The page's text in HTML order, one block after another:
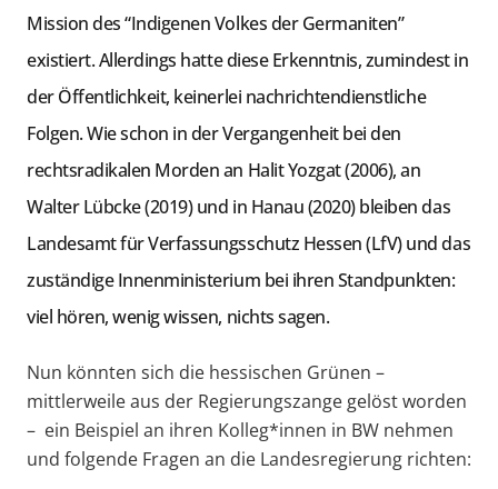
Mission des “Indigenen Volkes der Germaniten”
existiert. Allerdings hatte diese Erkenntnis, zumindest in
der Öffentlichkeit, keinerlei nachrichtendienstliche
Folgen. Wie schon in der Vergangenheit bei den
rechtsradikalen Morden an Halit Yozgat (2006), an
Walter Lübcke (2019) und in Hanau (2020) bleiben das
Landesamt für Verfassungsschutz Hessen (LfV) und das
zuständige Innenministerium bei ihren Standpunkten:
viel hören, wenig wissen, nichts sagen.
Nun könnten sich die hessischen Grünen –
mittlerweile aus der Regierungszange gelöst worden
– ein Beispiel an ihren Kolleg*innen in BW nehmen
und folgende Fragen an die Landesregierung richten: